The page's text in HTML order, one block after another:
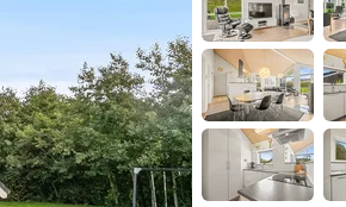
Ferienhäuser in
Ferienhäuser
Ferienhäuser
Ferienhäuser
Ferienhäuser